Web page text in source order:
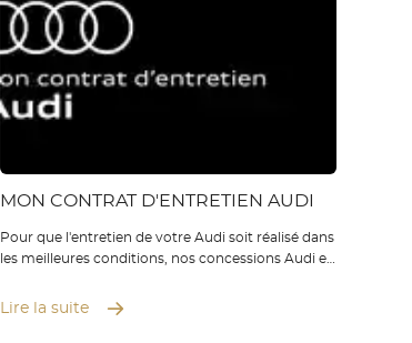
MON CONTRAT D'ENTRETIEN AUDI
Pour que l'entretien de votre Audi soit réalisé dans
les meilleures conditions, nos concessions Audi et
disposition des experts de la marque. Vous pouvez
Lire la suite